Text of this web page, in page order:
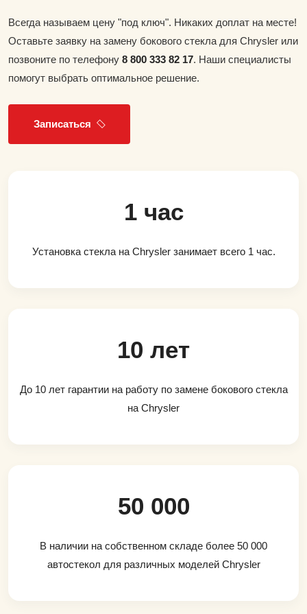
Всегда называем цену "под ключ". Никаких доплат на месте!
Оставьте заявку на замену бокового стекла для Chrysler или
позвоните по телефону 8 800 333 82 17. Наши специалисты
помогут выбрать оптимальное решение.
Записаться
1 час
Установка стекла на Chrysler занимает всего 1 час.
10 лет
До 10 лет гарантии на работу по замене бокового стекла
на Chrysler
50 000
В наличии на собственном складе более 50 000
автостекол для различных моделей Chrysler